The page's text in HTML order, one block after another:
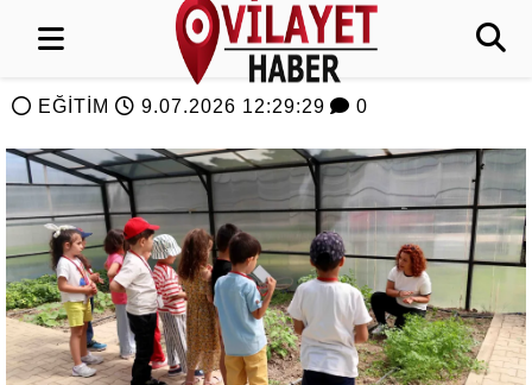
EĞİTİM 9.07.2026 12:29:29 0